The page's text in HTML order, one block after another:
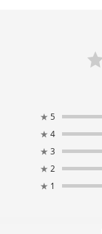
★ 5
★ 4
★ 3
★ 2
★ 1